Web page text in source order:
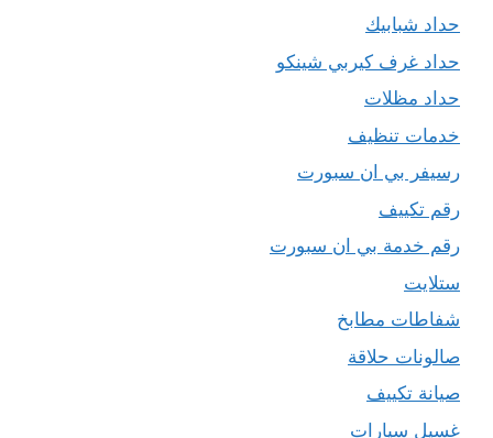
حداد شبابيك
حداد غرف كيربي شينكو
حداد مظلات
خدمات تنظيف
رسيفر بي ان سبورت
رقم تكييف
رقم خدمة بي ان سبورت
ستلايت
شفاطات مطابخ
صالونات حلاقة
صيانة تكييف
غسيل سيارات